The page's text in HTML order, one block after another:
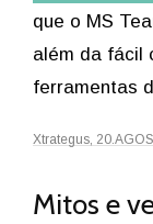
que o MS
além da fácil
ferramentas
Xtrategus,
Mitos e